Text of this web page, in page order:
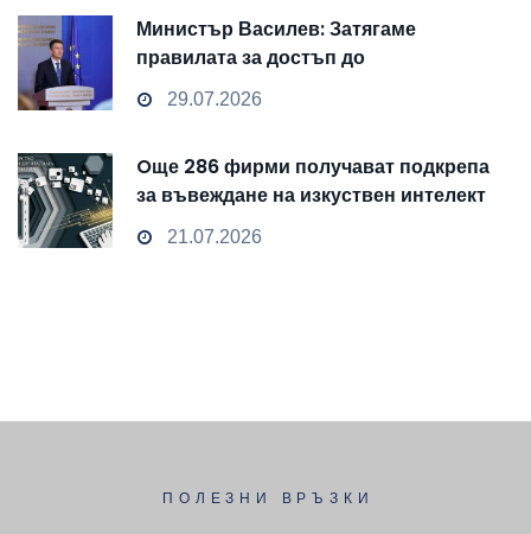
Министър Василев: Затягаме
правилата за достъп до
чувствителни данни
29.07.2026
Oще 286 фирми получават подкрепа
за въвеждане на изкуствен интелект
и облачни технологии
21.07.2026
ПОЛЕЗНИ ВРЪЗКИ